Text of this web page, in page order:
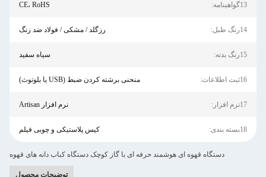
13گواهینامه: CE، RoHS
14رنگ طبل: رزگلد / مشکی / فولاد ضد زنگ
15رنگ بدنه: سیاه سفید
16ثبت اطلاعات: منحنی برشته کردن ضبط (USB یا بلوتوث)
17نرم افزار: نرم افزار Artisan
18بسته بندی: کیس پلاستیکی و چوبی فیلم
دستگاه قهوه ای هوشمند حرفه ای با گاز کوچک دستگاه کباب دانه های قهوه
توضیحات محصول